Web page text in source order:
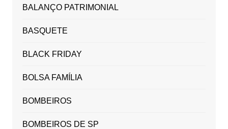
BALANÇO PATRIMONIAL
BASQUETE
BLACK FRIDAY
BOLSA FAMÍLIA
BOMBEIROS
BOMBEIROS DE SP